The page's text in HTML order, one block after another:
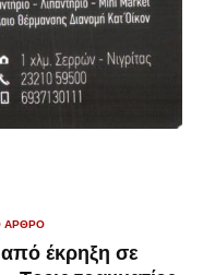
ΆΡΘΡΟ
έκρηξη σε